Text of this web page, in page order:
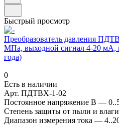
Быстрый просмотр
Преобразователь давления
МПа, выходной сигнал 4-20
года)
0
Есть в наличии
Арт. ПДТВХ-1-02
Постоянное напряжение В —
Степень защиты от пыли и влаги
Диапазон измерения тока —